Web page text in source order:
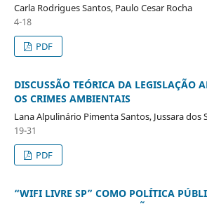
Carla Rodrigues Santos, Paulo Cesar Rocha
4-18
PDF
DISCUSSÃO TEÓRICA DA LEGISLAÇÃO
OS CRIMES AMBIENTAIS
Lana Alpulinário Pimenta Santos, Jussara dos
19-31
PDF
“WIFI LIVRE SP” COMO POLÍTICA